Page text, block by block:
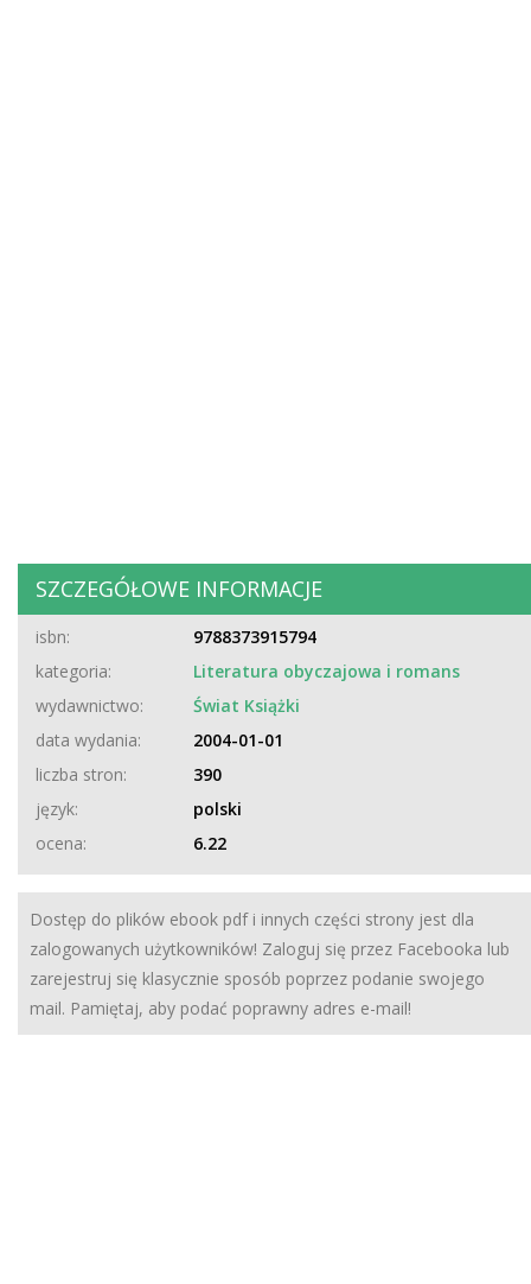
SZCZEGÓŁOWE INFORMACJE
isbn:
9788373915794
kategoria:
Literatura obyczajowa i romans
wydawnictwo:
Świat Książki
data wydania:
2004-01-01
liczba stron:
390
język:
polski
ocena:
6.22
Dostęp do plików ebook pdf i innych części strony jest dla
zalogowanych użytkowników! Zaloguj się przez Facebooka lub
zarejestruj się klasycznie sposób poprzez podanie swojego
mail. Pamiętaj, aby podać poprawny adres e-mail!